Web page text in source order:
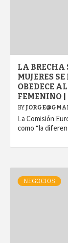
LA BRECHA
MUJERES
OBEDECE
FEMENINO
BY
La Comisión
como “la
NEGOCIOS